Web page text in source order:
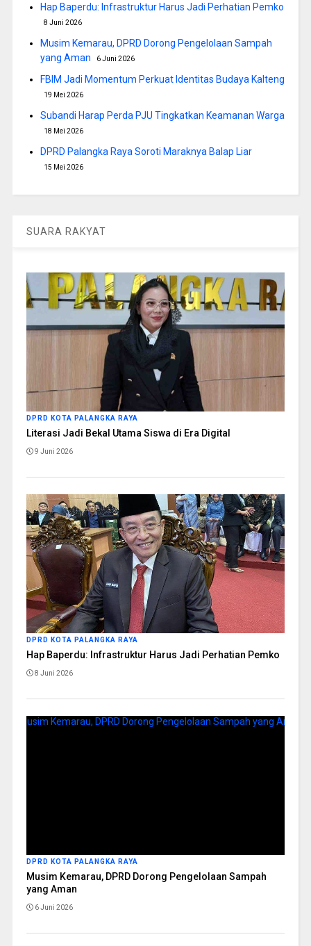
Hap Baperdu: Infrastruktur Harus Jadi Perhatian Pemko
8 Juni 2026
Musim Kemarau, DPRD Dorong Pengelolaan Sampah
yang Aman
6 Juni 2026
FBIM Jadi Momentum Perkuat Identitas Budaya Kalteng
19 Mei 2026
Subandi Harap Perda PJU Tingkatkan Keamanan Warga
18 Mei 2026
DPRD Palangka Raya Soroti Maraknya Balap Liar
15 Mei 2026
SUARA RAKYAT
DPRD KOTA PALANGKA RAYA
Literasi Jadi Bekal Utama Siswa di Era Digital
9 Juni 2026
DPRD KOTA PALANGKA RAYA
Hap Baperdu: Infrastruktur Harus Jadi Perhatian Pemko
8 Juni 2026
DPRD KOTA PALANGKA RAYA
Musim Kemarau, DPRD Dorong Pengelolaan Sampah
yang Aman
6 Juni 2026